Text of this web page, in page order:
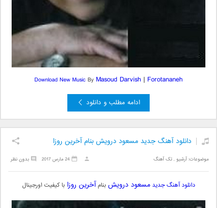
Download New MusicBy Masoud Darvish | Forotananeh
ادامه مطلب و دانلود
دانلود آهنگ جدید مسعود درویش بنام آخرین روزا
موضوعات:آرشیو ,تک آهنگ بدون نظر 24 مارس 2017
دانلود آهنگ جدید مسعود درویشبنام آخرین روزا با کیفیت اورجینال